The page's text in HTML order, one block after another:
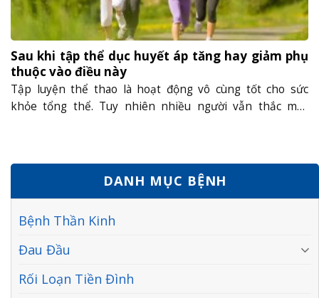
Sau khi tập thể dục huyết áp tăng hay giảm phụ
thuộc vào điều này
Tập luyện thể thao là hoạt động vô cùng tốt cho sức
khỏe tổng thể. Tuy nhiên nhiều người vẫn thắc mắc
DANH MỤC BỆNH
Bệnh Thần Kinh
Đau Đầu
Rối Loạn Tiền Đình